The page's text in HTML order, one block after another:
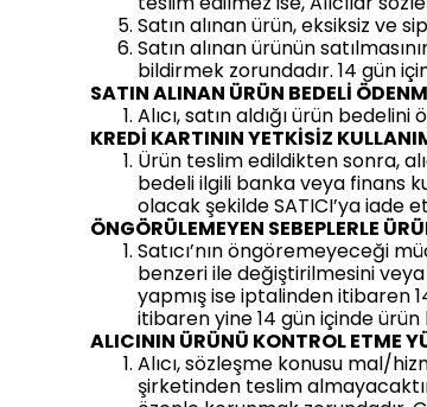
Satın alınan ürün, eksiksiz ve
Satın alınan ürünün
bildirmek zorundadır. 14 gün
SATIN ALINAN ÜRÜN BEDELİ
Alıcı, satın aldığı ürün
KREDİ KARTININ YETKİSİZ
Ürün teslim edildikten sonra,
bedeli ilgili banka veya finans
olacak şekilde SATICI’ya iade
ÖNGÖRÜLEMEYEN SEBEPLERLE
Satıcı’nın öngöremeyeceği
benzeri ile değiştirilmesini
yapmış ise iptalinden itibaren
itibaren yine 14 gün içinde ürün
ALICININ ÜRÜNÜ KONTROL ETME
Alıcı, sözleşme konusu mal/
şirketinden teslim